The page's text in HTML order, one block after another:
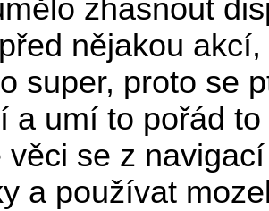
zhasnout
nějakou
super, proto se
a umí to pořád
věci se z
a používat